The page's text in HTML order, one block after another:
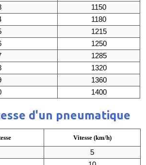
1150
1180
1215
1250
1285
1320
1360
1400
d'un pneumatique
Vitesse (km/h)
5